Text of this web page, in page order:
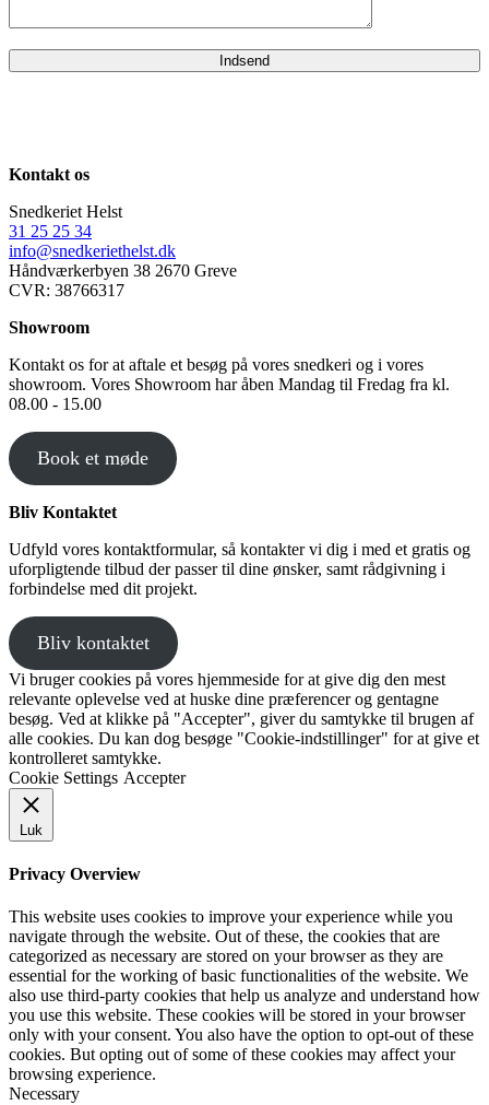
Kontakt os
Snedkeriet Helst
31 25 25 34
info@snedkeriethelst.dk
Håndværkerbyen 38 2670 Greve
CVR: 38766317
Showroom
Kontakt os for at aftale et besøg på vores snedkeri og i vores
showroom. Vores Showroom har åben Mandag til Fredag fra kl.
08.00 - 15.00
Book et møde
Bliv Kontaktet
Udfyld vores kontaktformular, så kontakter vi dig i med et gratis og
uforpligtende tilbud der passer til dine ønsker, samt rådgivning i
forbindelse med dit projekt.
Bliv kontaktet
Vi bruger cookies på vores hjemmeside for at give dig den mest
relevante oplevelse ved at huske dine præferencer og gentagne
besøg. Ved at klikke på "Accepter", giver du samtykke til brugen af ​​
alle cookies. Du kan dog besøge "Cookie-indstillinger" for at give et
kontrolleret samtykke.
Cookie Settings Accepter
Luk
Privacy Overview
This website uses cookies to improve your experience while you
navigate through the website. Out of these, the cookies that are
categorized as necessary are stored on your browser as they are
essential for the working of basic functionalities of the website. We
also use third-party cookies that help us analyze and understand how
you use this website. These cookies will be stored in your browser
only with your consent. You also have the option to opt-out of these
cookies. But opting out of some of these cookies may affect your
browsing experience.
Necessary